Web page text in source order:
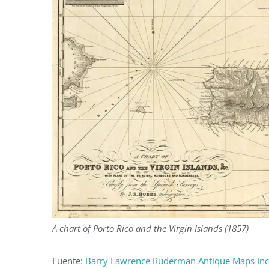
A chart of Porto Rico and the Virgin Islands (1857)
Fuente: Barry Lawrence Ruderman Antique Maps